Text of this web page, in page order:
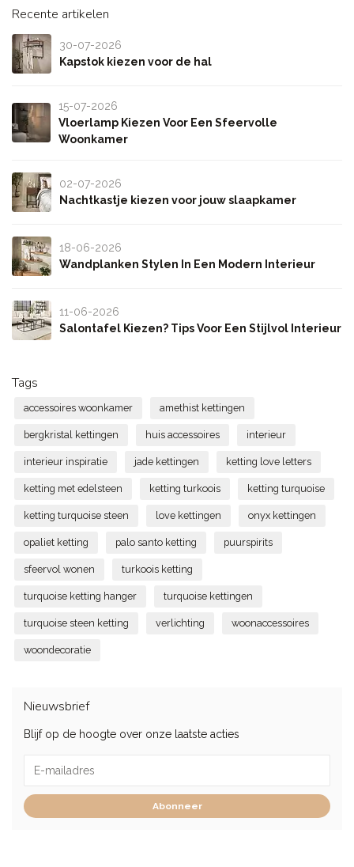
Recente artikelen
30-07-2026
Kapstok kiezen voor de hal
15-07-2026
Vloerlamp Kiezen Voor Een Sfeervolle
Woonkamer
02-07-2026
Nachtkastje kiezen voor jouw slaapkamer
18-06-2026
Wandplanken Stylen In Een Modern Interieur
11-06-2026
Salontafel Kiezen? Tips Voor Een Stijlvol Interieur
Tags
accessoires woonkamer amethist kettingen
bergkristal kettingen huis accessoires interieur
interieur inspiratie jade kettingen ketting love letters
ketting met edelsteen ketting turkoois ketting turquoise
ketting turquoise steen love kettingen onyx kettingen
opaliet ketting palo santo ketting puurspirits
sfeervol wonen turkoois ketting
turquoise ketting hanger turquoise kettingen
turquoise steen ketting verlichting woonaccessoires
woondecoratie
Nieuwsbrief
Blijf op de hoogte over onze laatste acties
Abonneer